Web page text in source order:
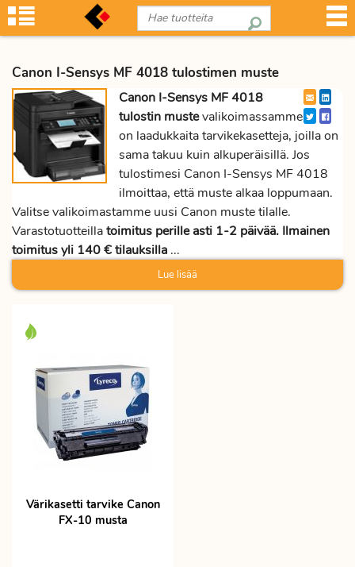
Canon I-Sensys MF 4018 tulostimen muste
Canon I-Sensys MF 4018
tulostin mustevalikoimassamme
on laadukkaita tarvikekasetteja, joilla on
sama takuu kuin alkuperäisillä. Jos
tulostimesi Canon I-Sensys MF 4018
ilmoittaa, että muste alkaa loppumaan.
Valitse valikoimastamme uusi Canon muste tilalle.
Varastotuotteillatoimitus perille asti 1-2 päivää. Ilmainen
toimitus yli 140 € tilauksilla ...
Lue lisää
Värikasetti tarvike Canon
FX-10 musta